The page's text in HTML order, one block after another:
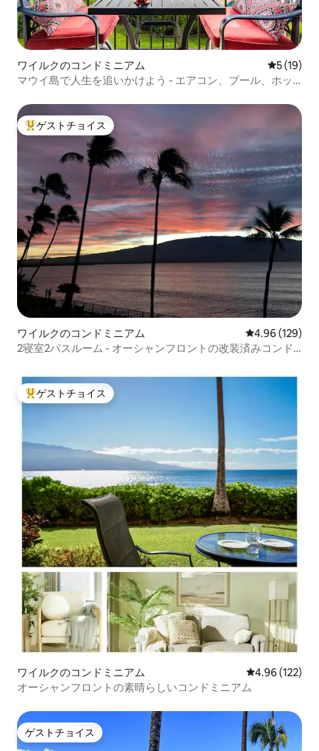
ワイルクのコンドミニアム レビュー
5 (19)
マウイ島で人生を追いかけよう - エアコン、プール、ホッ
大好評のゲストチョイスです。
ゲストチョイス
ワイルクのコンドミニアム レビュー129
4.96 (129)
2寝室2バスルーム - オーシャンフロントの改装済みコンド
大好評のゲストチョイスです。
ゲストチョイス
ワイルクのコンドミニアム レビュー122
4.96 (122)
オーシャンフロントの素晴らしいコンドミニアム
ゲストチョイス
ゲストチョイス